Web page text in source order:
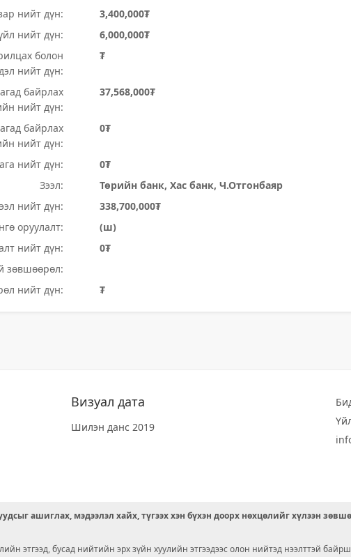
нийт дүн:
3,400,000₮
нийт дүн:
6,000,000₮
болон
нийт дүн:
₮
байрлах
нийт дүн:
37,568,000₮
байрлах
нийт дүн:
0₮
нийт дүн:
0₮
Зээл:
Төрийн банк, Хас банк, Ч.Отгонбаяр
нийт дүн:
338,700,000₮
оруулалт:
(ш)
нийт дүн:
0₮
зөвшөөрөл:
нийт дүн:
₮
Визуал дата
Шилэн данс 2019
ашиглах, мэдээлэл хайх, түгээх хэн бүхэн доорх нөхцөлийг хүлээн
этгээд, бусад нийтийн эрх зүйн хуулийн этгээдээс олон нийтэд нээлттэй